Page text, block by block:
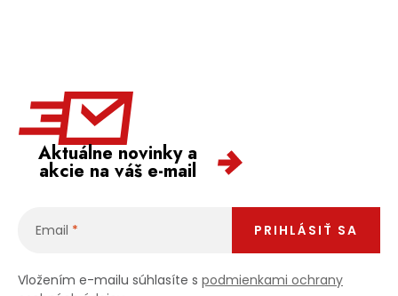
Aktuálne novinky a
akcie na váš e-mail
Email
Vložením e-mailu súhlasíte s podmienkami ochrany
PRIHLÁSIŤ SA